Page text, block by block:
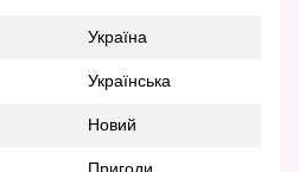
Україна
Українська
Новий